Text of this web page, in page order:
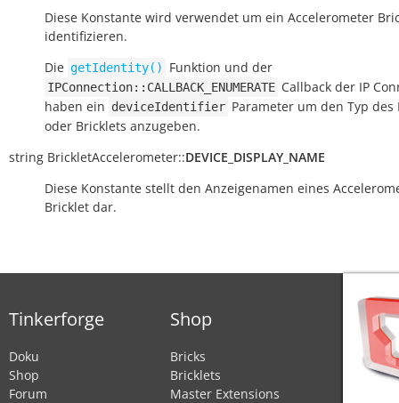
Diese Konstante wird verwendet um ein Accelerometer
identifizieren.
Die getIdentity() Funktion und der
IPConnection::CALLBACK_ENUMERATE Callback der IP
haben ein deviceIdentifier Parameter um den Typ des
oder Bricklets anzugeben.
string BrickletAccelerometer::DEVICE_DISPLAY_NAME
Diese Konstante stellt den Anzeigenamen eines
Bricklet dar.
Tinkerforge
Doku
Shop
Forum
Shop
Bricks
Bricklets
Master Extensions